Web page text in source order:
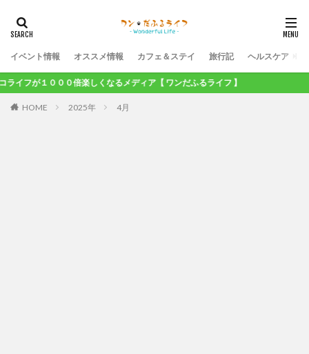
イベント情報 オススメ情報 カフェ＆ステイ 旅行記 ヘルスケア
が１０００倍楽しくなるメディア【 ワンだふるライフ 】
HOME 2025年 4月